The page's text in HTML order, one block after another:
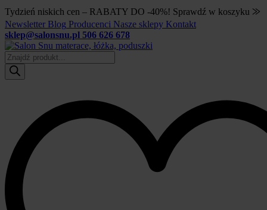
Tydzień niskich cen – RABATY DO -40%! Sprawdź w koszyku ⨠
Newsletter Blog Producenci Nasze sklepy Kontakt
sklep@salonsnu.pl 506 626 678
Wyszukiwarka
produktów